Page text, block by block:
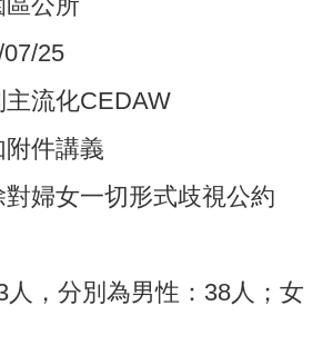
25
流化CEDAW
件講義
婦女一切形式歧視公約
，分別為男性：38人；女